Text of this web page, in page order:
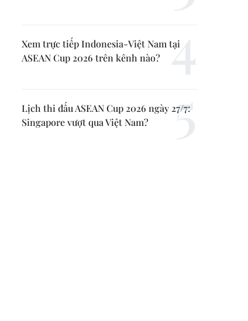
Xem trực tiếp Indonesia-Việt Nam tại
ASEAN Cup 2026 trên kênh nào?
Lịch thi đấu ASEAN Cup 2026 ngày 27/7:
Singapore vượt qua Việt Nam?